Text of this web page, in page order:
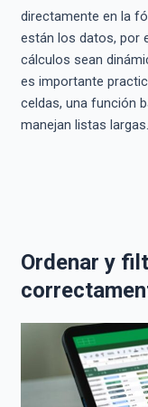
directamente en la
están los datos, por
cálculos sean
es importante
celdas, una función
manejan listas largas.
Ordenar y